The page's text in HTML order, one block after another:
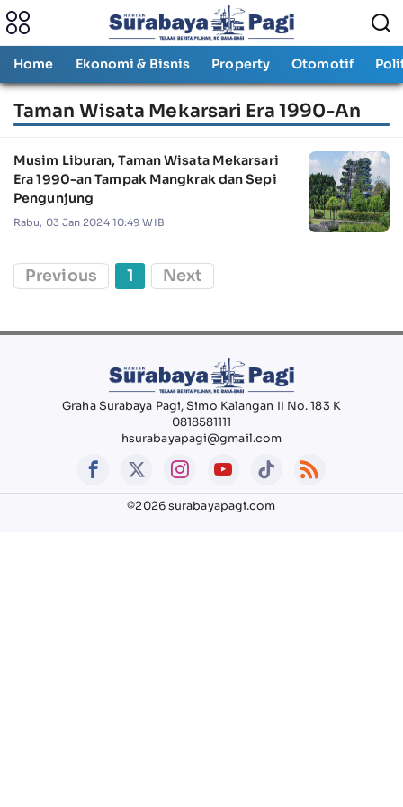
Home Ekonomi & Bisnis Property Otomotif
Taman Wisata Mekarsari Era 1990-An
Musim Liburan, Taman Wisata Mekarsari
Era 1990-an Tampak Mangkrak dan Sepi
Pengunjung
Rabu, 03 Jan 2024 10:49 WIB
Previous 1 Next
Graha Surabaya Pagi, Simo Kalangan II No. 183 K
0818581111
hsurabayapagi@gmail.com
©2026 surabayapagi.com